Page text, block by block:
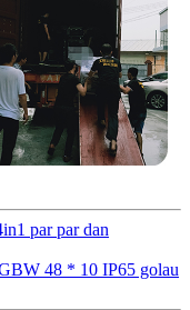
par par dan
48 * 10 IP65 golau